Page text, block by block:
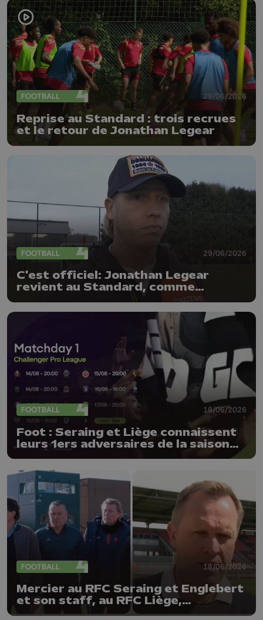
FOOTBALL 29/06/2026
Reprise au Standard : trois recrues
et le retour de Jonathan Legear
FOOTBALL 29/06/2026
C'est officiel: Jonathan Legear
revient au Standard, comme
FOOTBALL 18/06/2026
Foot : Seraing et Liège connaissent
leurs 1ers adversaires de la saison
26-27 !
FOOTBALL 18/06/2026
Mercier au RFC Seraing et Englebert
et son staff, au RFC Liège,
prolongés